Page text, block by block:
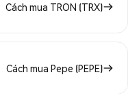
Cách mua TRON (TRX)
Cách mua Pepe (PEPE)